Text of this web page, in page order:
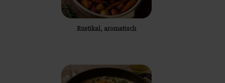
Rustikal, aromatisch